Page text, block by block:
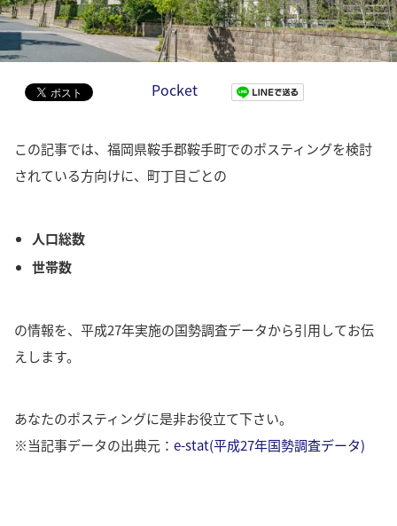
Pocket
この記事では、福岡県鞍手郡鞍手町でのポスティングを検討
されている方向けに、町丁目ごとの
人口総数
世帯数
の情報を、平成27年実施の国勢調査データから引用してお伝
えします。
あなたのポスティングに是非お役立て下さい。
※当記事データの出典元： e-stat(平成27年国勢調査データ)